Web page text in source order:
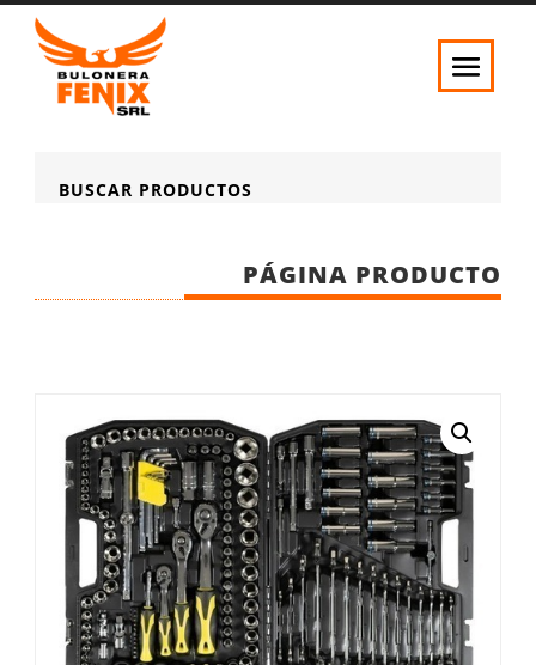
BUSCAR PRODUCTOS
PÁGINA PRODUCTO